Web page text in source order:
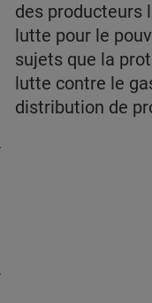
des producteurs
lutte pour le
sujets que la
lutte contre le
distribution de